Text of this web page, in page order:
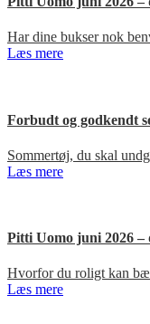
Har dine bukser nok
Læs mere
Forbudt og godkendt
Sommertøj, du skal
Læs mere
Pitti Uomo juni 2026 –
Hvorfor du roligt kan
Læs mere